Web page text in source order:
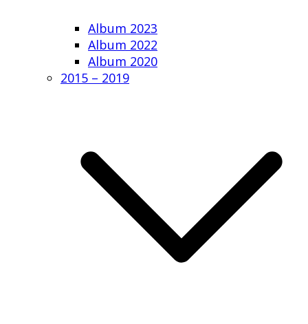
Album 2023
Album 2022
Album 2020
2015 – 2019